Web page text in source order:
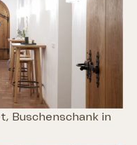
Buschenschank in